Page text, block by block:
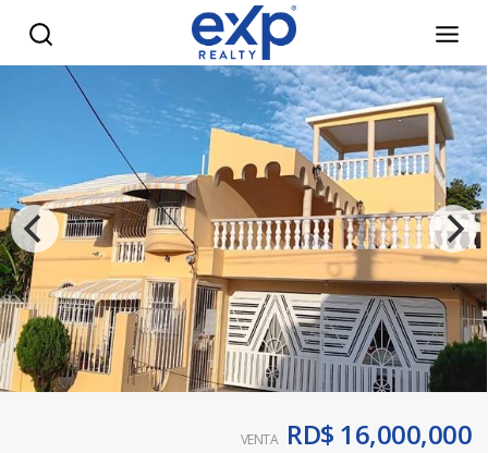
VENTA RD$ 16,000,000
Casa Amplia Multifamiliar en Venta en Santo Domingo